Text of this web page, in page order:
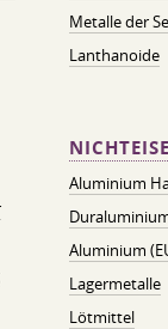
Metalle der
Lanthanoide
Aluminium
Aluminium
Lagermetalle
Lötmittel